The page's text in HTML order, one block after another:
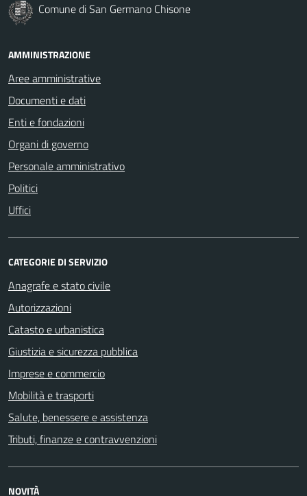
Comune di San Germano Chisone
AMMINISTRAZIONE
Aree amministrative
Documenti e dati
Enti e fondazioni
Organi di governo
Personale amministrativo
Politici
Uffici
CATEGORIE DI SERVIZIO
Anagrafe e stato civile
Autorizzazioni
Catasto e urbanistica
Giustizia e sicurezza pubblica
Imprese e commercio
Mobilità e trasporti
Salute, benessere e assistenza
Tributi, finanze e contravvenzioni
NOVITÀ